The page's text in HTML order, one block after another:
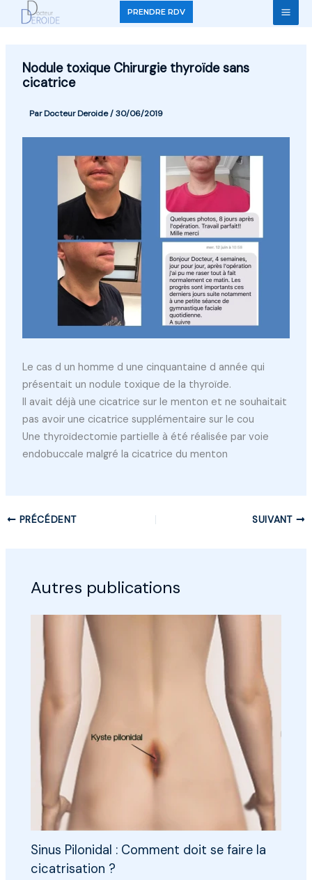
PRENDRE RDV
Nodule toxique Chirurgie thyroïde sans
cicatrice
ParDocteur Deroide/30/06/2019
Le cas d un homme d une cinquantaine d année qui
présentait un nodule toxique de la thyroïde.
Il avait déjà une cicatrice sur le menton et ne souhaitait
pas avoir une cicatrice supplémentaire sur le cou
Une thyroïdectomie partielle à été réalisée par voie
endobuccale malgré la cicatrice du menton
PRÉCÉDENT SUIVANT
Autres publications
Sinus Pilonidal : Comment doit se faire la
cicatrisation ?